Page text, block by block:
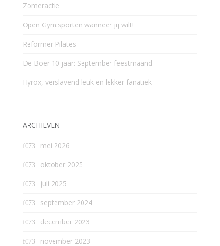
Zomeractie
Open Gym:sporten wanneer jij wilt!
Reformer Pilates
De Boer 10 jaar: September feestmaand
Hyrox, verslavend leuk en lekker fanatiek
ARCHIEVEN
mei 2026
oktober 2025
juli 2025
september 2024
december 2023
november 2023